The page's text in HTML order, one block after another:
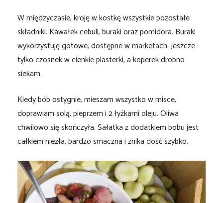
W międzyczasie, kroję w kostkę wszystkie pozostałe
składniki. Kawałek cebuli, buraki oraz pomidora. Buraki
wykorzystuję gotowe, dostępne w marketach. Jeszcze
tylko czosnek w cienkie plasterki, a koperek drobno
siekam.
Kiedy bób ostygnie, mieszam wszystko w misce,
doprawiam solą, pieprzem i 2 łyżkami oleju. Oliwa
chwilowo się skończyła. Sałatka z dodatkiem bobu jest
całkiem niezła, bardzo smaczna i znika dość szybko.